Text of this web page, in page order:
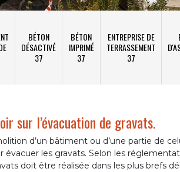
BÉTON
DÉSACTIVÉ
37
BÉTON
IMPRIMÉ
37
ENTREPRISE DE
TERRASSEMENT
37
sur l’évacuation de gravats.
d’un bâtiment ou d’une partie de
évacuer les gravats. Selon les
doit être réalisée dans les plus brefs